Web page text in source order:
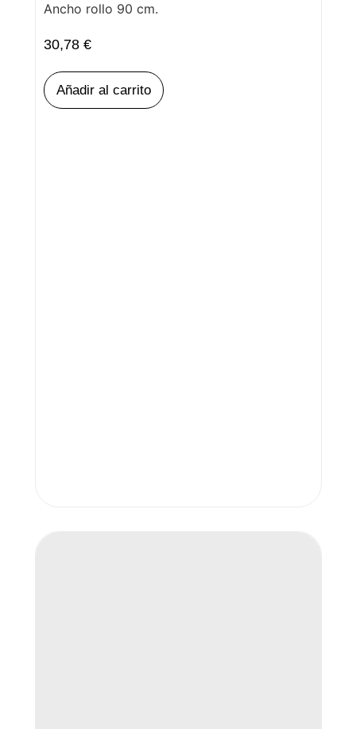
Ancho rollo 90 cm.
30,78 €
Añadir al carrito